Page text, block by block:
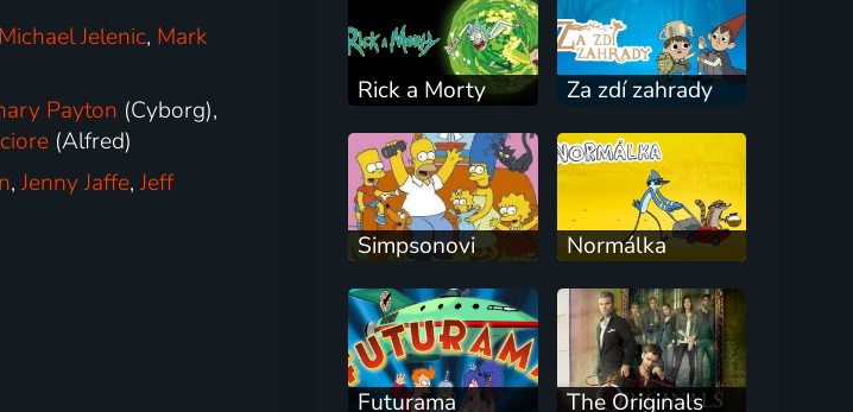
Michael Jelenic, Mark
Payton (Cyborg),
(Alfred)
,Jenny Jaffe,Jeff
Rick a Morty Za zdí zahrady
Simpsonovi Normálka
Futurama The Originals